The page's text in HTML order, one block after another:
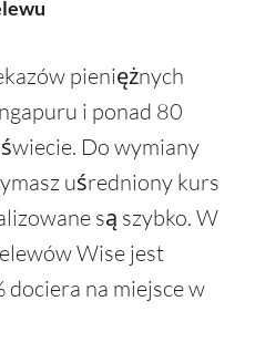
pieniężnych
i ponad 80
Do wymiany
uśredniony kurs
są szybko. W
Wise jest
dociera na miejsce w